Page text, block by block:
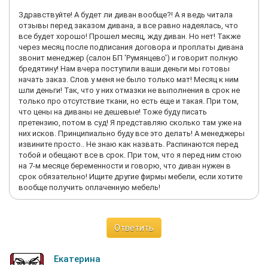
Здравствуйте! А будет ли диван вообще?! А я ведь читала
отзывы перед заказом дивана, а все равно надеялась, что
все будет хорошо! Прошел месяц, жду диван. Но нет! Также
через месяц после подписания договора и проплаты дивана
звонит менеджер (салон БП 'Румянцево') и говорит полную
бредятину! Нам вчера поступили ваши деньги мы готовы
начать заказ. Слов у меня не было только мат! Месяц к ним
шли деньги! Так, что у них отмазки не выполнения в срок не
только про отсутствие ткани, но есть еще и такая. При том,
что цены на диваны не дешевые! Тоже буду писать
претензию, потом в суд! Я представляю сколько там уже на
них исков. Принципиально буду все это делать! А менеджеры
извините просто.. Не знаю как назвать. Распинаются перед
тобой и обещают все в срок. При том, что я перед ним стою
на 7-м месяце беременности и говорю, что диван нужен в
срок обязательно! Ищите другие фирмы мебели, если хотите
вообще получить оплаченную мебель!
Ответить
Екатерина